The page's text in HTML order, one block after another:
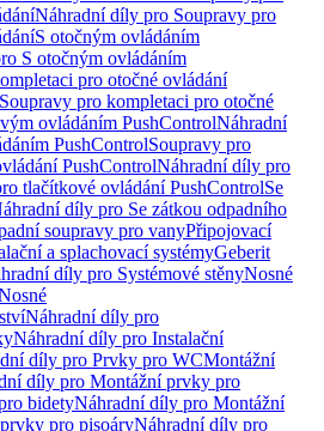
Náhradní díly pro Soupravy pro
S otočným ovládáním
S otočným ovládáním
pro otočné ovládání
pro kompletaci pro otočné
ovládáním PushControlNáhradní
PushControlSoupravy pro
PushControlNáhradní díly pro
tlačítkové ovládání PushControlSe
díly pro Se zátkou odpadního
soupravy pro vanyPřipojovací
a splachovací systémyGeberit
díly pro Systémové stěnyNosné
Náhradní díly pro
Náhradní díly pro Instalační
díly pro Prvky pro WCMontážní
díly pro Montážní prvky pro
bidetyNáhradní díly pro Montážní
pro pisoáryNáhradní díly pro